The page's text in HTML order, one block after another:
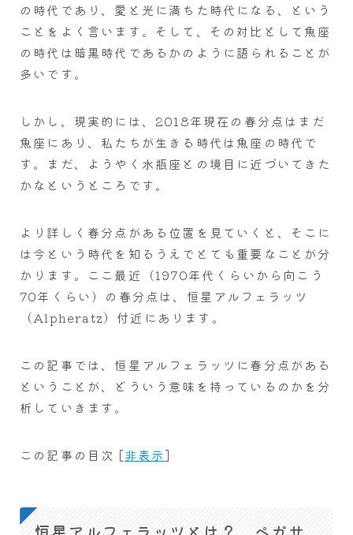
の時代であり、愛と光に満ちた時代になる、という
ことをよく言います。そして、その対比として魚座
の時代は暗黒時代であるかのように語られることが
多いです。
しかし、現実的には、2018年現在の春分点はまだ
魚座にあり、私たちが生きる時代は魚座の時代で
す。まだ、ようやく水瓶座との境目に近づいてきた
かなというところです。
より詳しく春分点がある位置を見ていくと、そこに
は今という時代を知るうえでとても重要なことが分
かります。ここ最近（1970年代くらいから向こう
70年くらい）の春分点は、恒星アルフェラッツ
（Alpheratz）付近にあります。
この記事では、恒星アルフェラッツに春分点がある
ということが、どういう意味を持っているのかを分
析していきます。
この記事の目次 [非表示]